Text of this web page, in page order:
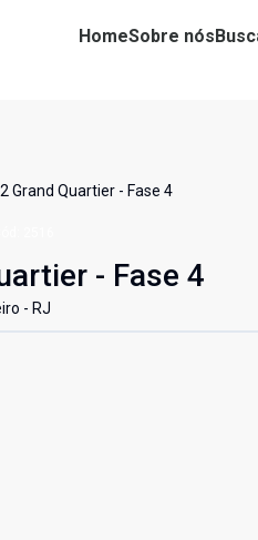
HomeSobre nós
Grand Quartier - Fase 4
- Fase 4
- RJ